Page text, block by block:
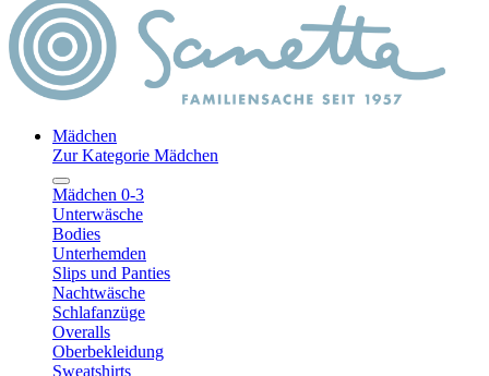
Mädchen
Zur Kategorie Mädchen
Mädchen 0-3
Unterwäsche
Bodies
Unterhemden
Slips und Panties
Nachtwäsche
Schlafanzüge
Overalls
Oberbekleidung
Sweatshirts